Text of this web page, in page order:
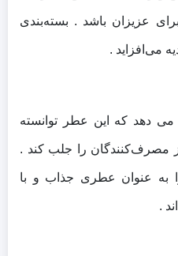
عزیزان باشد . بسته‌بندی
می‌افزاید .
می‌ دهد که این عطر توانسته
مصرف‌کنندگان را جلب کند .
به‌ عنوان عطری جذاب و با
.